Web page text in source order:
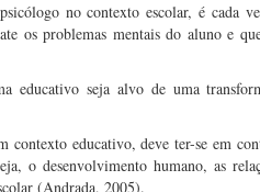
no contexto escolar, é cada
os problemas mentais do aluno e
educativo seja alvo de uma
educativo, deve ter-se em
o desenvolvimento humano, as
(Andrada, 2005).